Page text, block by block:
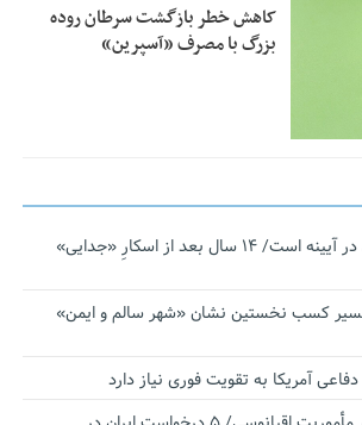
کاهش خطر بازگشت سرطان روده
بزرگ با مصرف «آسپرین»
نجات‌دهنده‌ همچنان در آیینه است/ ۱۴ سال بعد از اسکارِ «جدایی»
کسب نخستین نشان «شهر سالم و ایمن»
آمریکا به تقویت فوری نیاز دارد